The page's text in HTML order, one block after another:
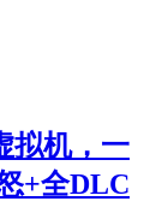
拟机，一
+全DLC